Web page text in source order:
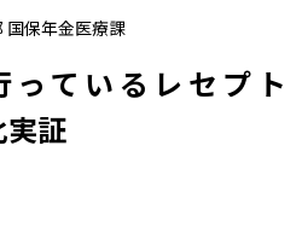
国保年金医療課
っているレセプト
実証